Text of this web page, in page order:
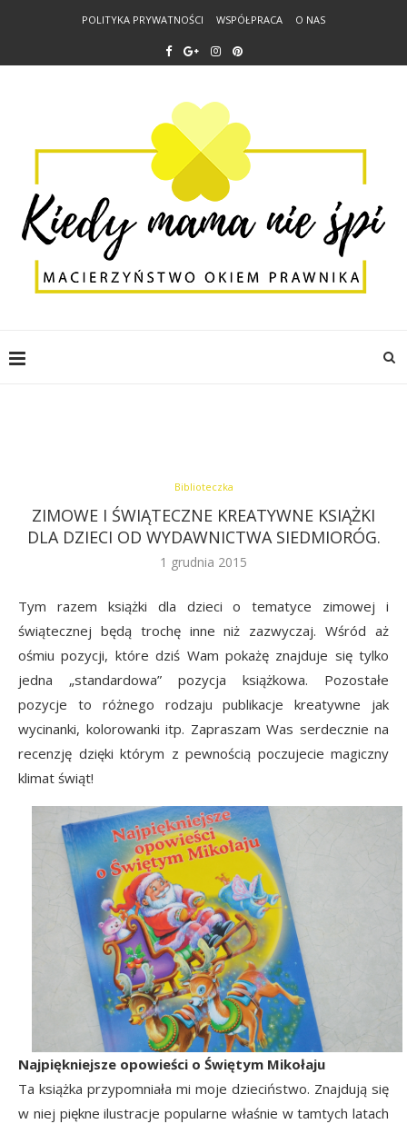
POLITYKA PRYWATNOŚCI WSPÓŁPRACA O NAS
Biblioteczka
ZIMOWE I ŚWIĄTECZNE KREATYWNE KSIĄŻKI
DLA DZIECI OD WYDAWNICTWA SIEDMIORÓG.
1 grudnia 2015
Tym razem książki dla dzieci o tematyce zimowej i
świątecznej będą trochę inne niż zazwyczaj. Wśród aż
ośmiu pozycji, które dziś Wam pokażę znajduje się tylko
jedna „standardowa” pozycja książkowa. Pozostałe
pozycje to różnego rodzaju publikacje kreatywne jak
wycinanki, kolorowanki itp. Zapraszam Was serdecznie na
recenzję dzięki którym z pewnością poczujecie magiczny
klimat świąt!
Najpiękniejsze opowieści o Świętym Mikołaju
Ta książka przypomniała mi moje dzieciństwo. Znajdują się
w niej piękne ilustracje popularne właśnie w tamtych latach